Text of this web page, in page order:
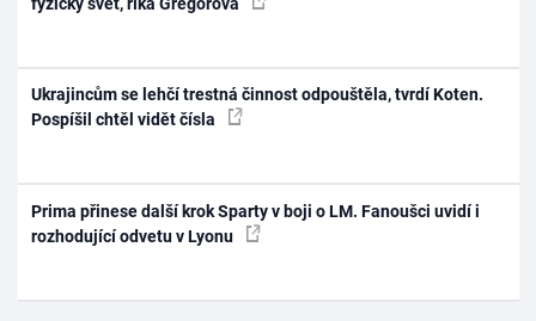
Ukrajincům se lehčí trestná činnost odpouštěla, tvrdí Koten.
Pospíšil chtěl vidět čísla
Prima přinese další krok Sparty v boji o LM. Fanoušci uvidí i
rozhodující odvetu v Lyonu